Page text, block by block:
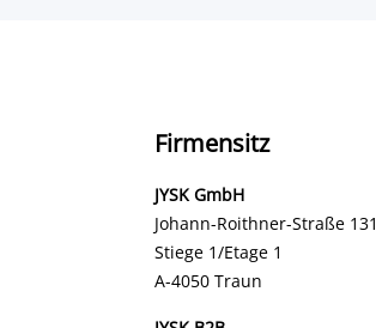
Firmensitz
JYSK GmbH
Johann-Roithner-Straße 131
Stiege 1/Etage 1
A-4050 Traun